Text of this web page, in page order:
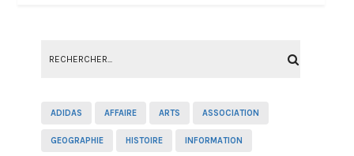
ADIDAS AFFAIRE ARTS ASSOCIATION
GEOGRAPHIE HISTOIRE INFORMATION